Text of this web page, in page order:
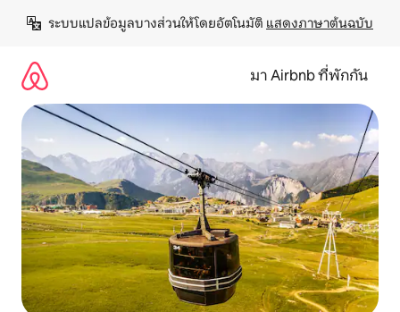
เนื้อหา
ระบบแปลข้อมูลบางส่วนให้โดยอัตโนมัติ แสดงภาษาต้นฉบับ
มา Airbnb ที่พักกัน